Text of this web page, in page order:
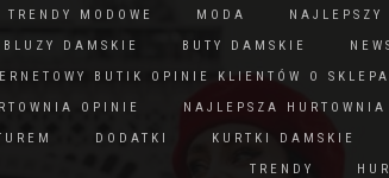
MODOWE MODA
BLUZY DAMSKIE BUTY DAMSKIE
BUTIK OPINIE KLIENTÓW O
OPINIE
NAJLEPSZA
DODATKI KURTKI DAMSKIE
TRENDY